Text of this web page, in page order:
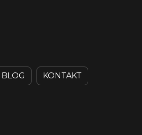
BLOG KONTAKT